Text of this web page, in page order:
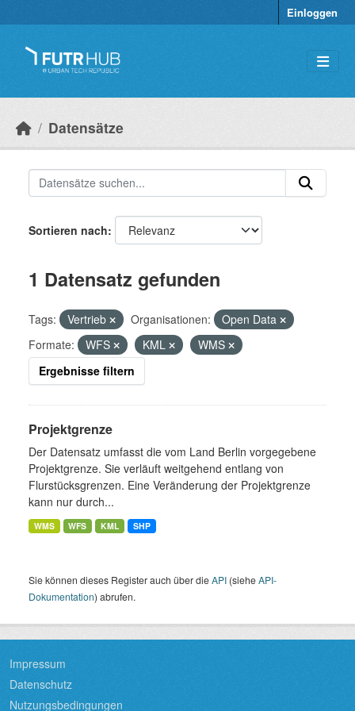
Einloggen
Datensätze
Sortieren nach
1 Datensatz gefunden
Tags: Vertrieb Organisationen:
Open Data
Formate:
WFS KML
WMS
Ergebnisse filtern
Projektgrenze
Der Datensatz umfasst die vom Land Berlin vorgegebene
Projektgrenze. Sie verläuft weitgehend entlang von
Flurstücksgrenzen. Eine Veränderung der Projektgrenze
kann nur durch...
WMS WFS KML SHP
Sie können dieses Register auch über dieAPI (sieheAPI-
Dokumentation) abrufen.
Impressum
Datenschutz
Nutzungsbedingungen